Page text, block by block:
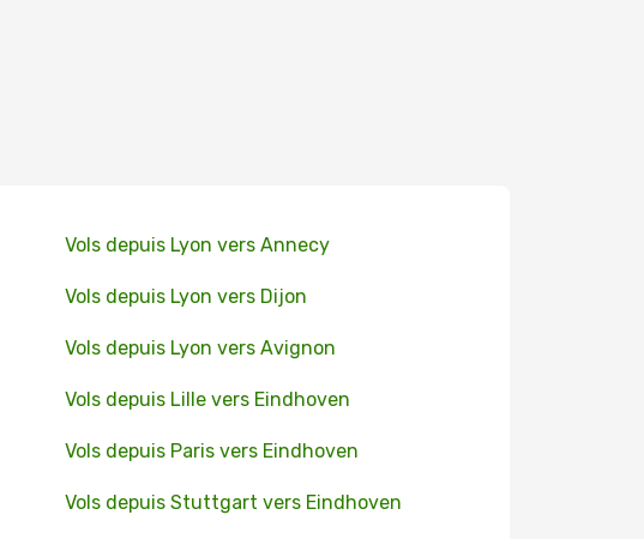
Vols depuis Lyon vers Annecy
Vols depuis Lyon vers Dijon
Vols depuis Lyon vers Avignon
Vols depuis Lille vers Eindhoven
Vols depuis Paris vers Eindhoven
Vols depuis Stuttgart vers Eindhoven